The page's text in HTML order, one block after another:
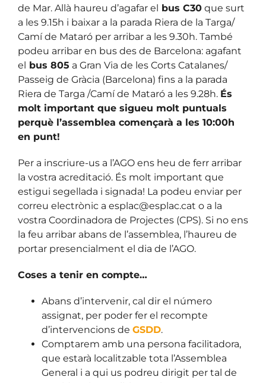
de Mar. Allà haureu d’agafar el bus C30 que surt
a les 9.15h i baixar a la parada Riera de la Targa/
Camí de Mataró per arribar a les 9.30h. També
podeu arribar en bus des de Barcelona: agafant
el bus 805 a Gran Via de les Corts Catalanes/
Passeig de Gràcia (Barcelona) fins a la parada
Riera de Targa /Camí de Mataró a les 9.28h. És
molt important que sigueu molt puntuals
perquè l’assemblea començarà a les 10:00h
en punt!
Per a inscriure-us a l’AGO ens heu de ferr arribar
la vostra acreditació. És molt important que
estigui segellada i signada! La podeu enviar per
correu electrònic a esplac@esplac.cat o a la
vostra Coordinadora de Projectes (CPS). Si no ens
la feu arribar abans de l’assemblea, l’haureu de
portar presencialment el dia de l’AGO.
Coses a tenir en compte…
Abans d’intervenir, cal dir el número
assignat, per poder fer el recompte
d’intervencions de GSDD.
Comptarem amb una persona facilitadora,
que estarà localitzable tota l’Assemblea
General i a qui us podreu dirigit per tal de